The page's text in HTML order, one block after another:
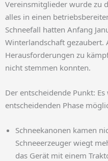
Vereinsmitglieder wurde zu
alles in einen
Schneefall hatten Anfang
Winterlandschaft gezaubert.
Herausforderungen zu
nicht stemmen konnten.
Der entscheidende Punkt:
entscheidenden Phase
Schneekanonen kamen
Schneeerzeuger wiegt
das Gerät mit einem